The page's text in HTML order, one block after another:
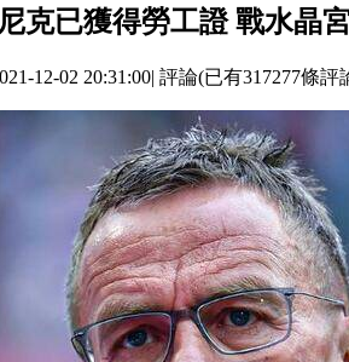
朗尼克已獲得勞工證 戰水
12-02 20:31:00| 評論(已有317277條評